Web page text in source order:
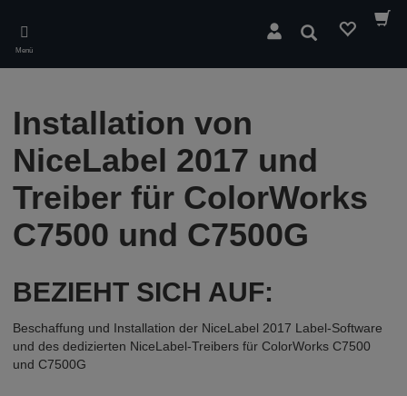
main
content
Menü
Suchen
Installation von
NiceLabel 2017 und
Treiber für ColorWorks
C7500 und C7500G
BEZIEHT SICH AUF:
Beschaffung und Installation der NiceLabel 2017 Label-Software
und des dedizierten NiceLabel-Treibers für ColorWorks C7500
und C7500G